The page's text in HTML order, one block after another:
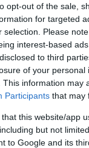
opt-out of the sale,
for targeted
selection. Please
interest-based
to third
of your personal
This information may
Participants that may
that this website/app
but not
to Google and its
της
να